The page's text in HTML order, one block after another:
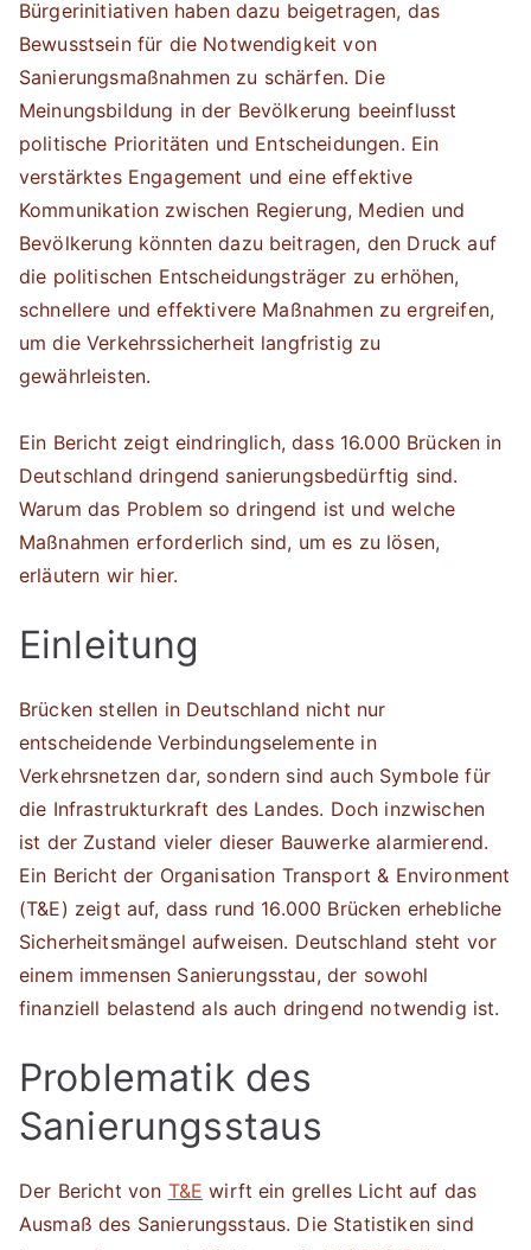
Bürgerinitiativen haben dazu beigetragen, das
Bewusstsein für die Notwendigkeit von
Sanierungsmaßnahmen zu schärfen. Die
Meinungsbildung in der Bevölkerung beeinflusst
politische Prioritäten und Entscheidungen. Ein
verstärktes Engagement und eine effektive
Kommunikation zwischen Regierung, Medien und
Bevölkerung könnten dazu beitragen, den Druck auf
die politischen Entscheidungsträger zu erhöhen,
schnellere und effektivere Maßnahmen zu ergreifen,
um die Verkehrssicherheit langfristig zu
gewährleisten.
Ein Bericht zeigt eindringlich, dass 16.000 Brücken in
Deutschland dringend sanierungsbedürftig sind.
Warum das Problem so dringend ist und welche
Maßnahmen erforderlich sind, um es zu lösen,
erläutern wir hier.
Einleitung
Brücken stellen in Deutschland nicht nur
entscheidende Verbindungselemente in
Verkehrsnetzen dar, sondern sind auch Symbole für
die Infrastrukturkraft des Landes. Doch inzwischen
ist der Zustand vieler dieser Bauwerke alarmierend.
Ein Bericht der Organisation Transport & Environment
(T&E) zeigt auf, dass rund 16.000 Brücken erhebliche
Sicherheitsmängel aufweisen. Deutschland steht vor
einem immensen Sanierungsstau, der sowohl
finanziell belastend als auch dringend notwendig ist.
Problematik des
Sanierungsstaus
Der Bericht von T&E wirft ein grelles Licht auf das
Ausmaß des Sanierungsstaus. Die Statistiken sind